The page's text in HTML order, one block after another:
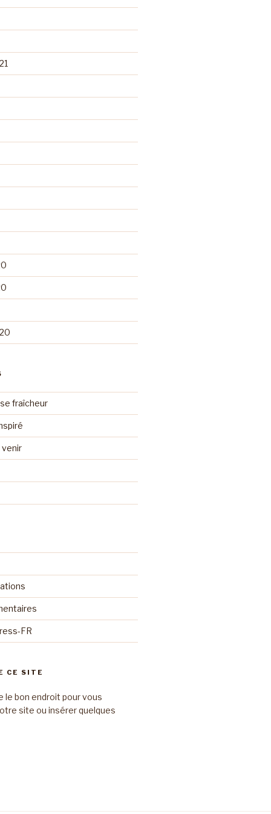
fraîcheur
venir
FR
CE SITE
le bon endroit pour vous
site ou insérer quelques